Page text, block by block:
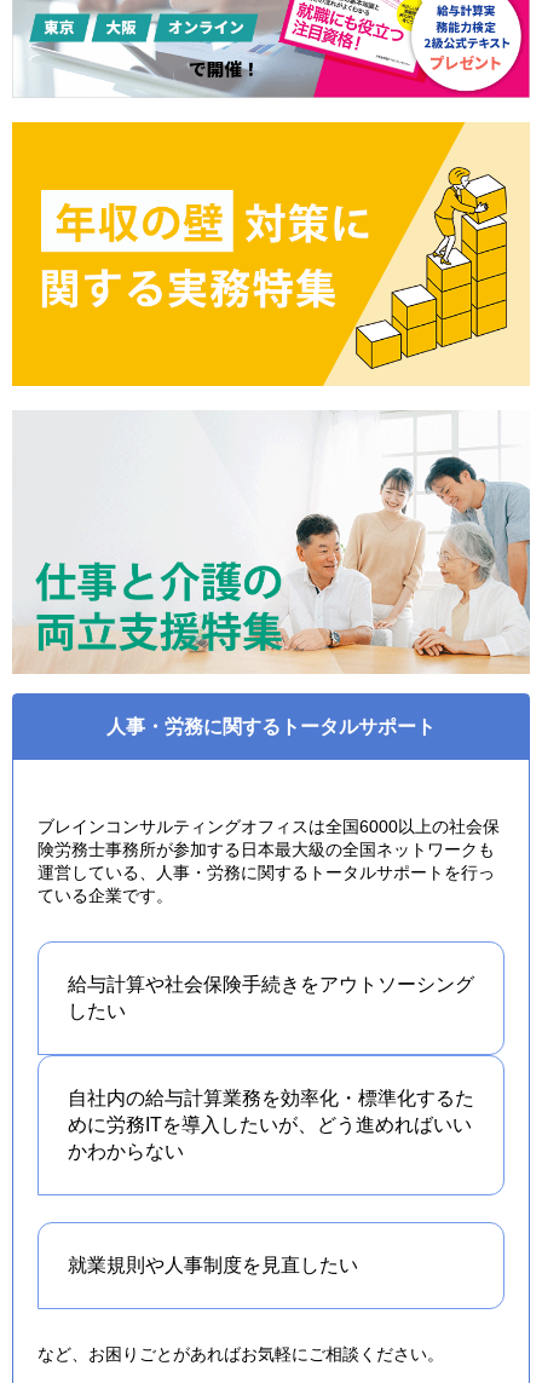
人事・労務に関するトータルサポート
ブレインコンサルティングオフィスは全国6000以上の社会保
険労務士事務所が参加する日本最大級の全国ネットワークも
運営している、人事・労務に関するトータルサポートを行っ
ている企業です。
給与計算や社会保険手続きをアウトソーシング
したい
自社内の給与計算業務を効率化・標準化するた
めに労務ITを導入したいが、どう進めればいい
かわからない
就業規則や人事制度を 見直したい
など、お困りごとがあればお気軽にご相談ください。